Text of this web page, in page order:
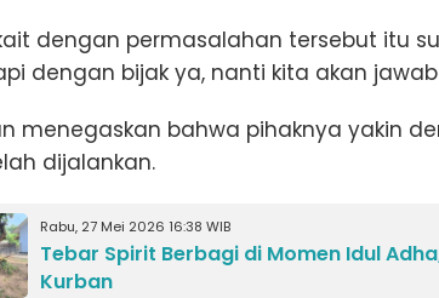
dengan permasalahan tersebut itu
dengan bijak ya, nanti kita akan
menegaskan bahwa pihaknya yakin
dijalankan.
Rabu, 27 Mei 2026 16:38 WIB
Tebar Spirit Berbagi di Momen Idul
Kurban